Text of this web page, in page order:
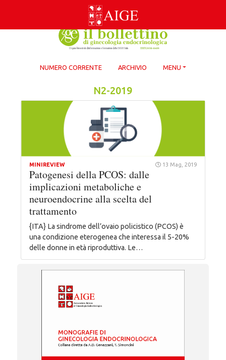
NUMERO CORRENTE ARCHIVIO MENU
N2-2019
MINIREVIEW 13 Mag, 2019
Patogenesi della PCOS: dalle
implicazioni metaboliche e
neuroendocrine alla scelta del
trattamento
{ITA} La sindrome dell’ovaio policistico (PCOS) è
una condizione eterogenea che interessa il 5-20%
delle donne in età riproduttiva. Le…